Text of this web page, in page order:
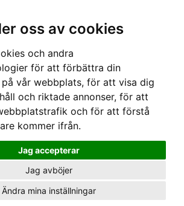
oss av cookies
och andra
för att förbättra din
vår webbplats, för att visa dig
och riktade annonser, för att
och för att förstå
kommer ifrån.
Jag accepterar
Jag avböjer
Ändra mina inställningar
Kalium
låst och endast tillgänglig
med Abonnemang Utsikt
eller Växtodling.